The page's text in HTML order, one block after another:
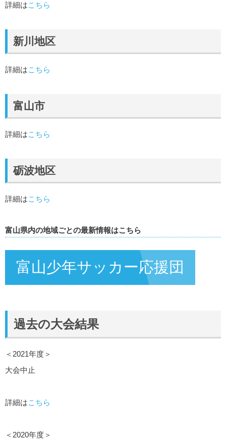
詳細はこちら
新川地区
詳細はこちら
富山市
詳細はこちら
砺波地区
詳細はこちら
富山県内の地域ごとの最新情報はこちら
富山少年サッカー応援団
過去の大会結果
＜2021年度＞
大会中止
詳細はこちら
＜2020年度＞